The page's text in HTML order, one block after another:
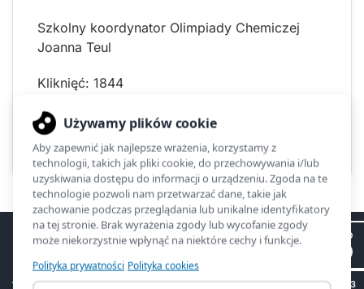
Szkolny koordynator Olimpiady Chemiczej
Joanna Teul
Kliknięć: 1844
Poprzednia
ZSO2
II LO
SP 53